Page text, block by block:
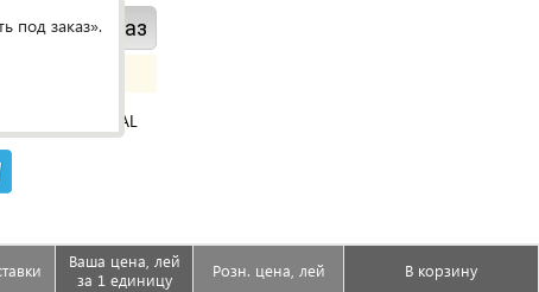
под заказ
ORIGINAL
Ваша цена, лей
за 1 единицу
Розн. цена, лей В корзину
под заказ».